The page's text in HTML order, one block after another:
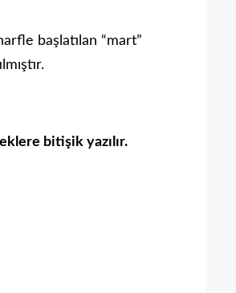
başlatılan “mart”
bitişik yazılır.